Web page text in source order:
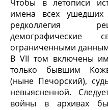
Чтобы в летописи
имена всех ушедших
редколлегия
ограниченными
В VII том включены
только бывшим
(ныне Печорский),
невыясненной.
войны в архивах